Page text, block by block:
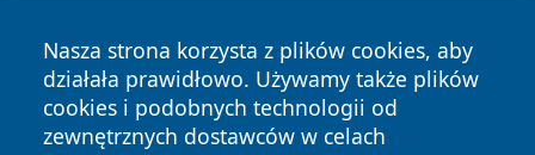
Nasza strona korzysta z plików cookies, aby
działała prawidłowo. Używamy także plików
cookies i podobnych technologii od
zewnętrznych dostawców w celach
Copyright © 2026 olkuszonline.pl Wszystkie prawa